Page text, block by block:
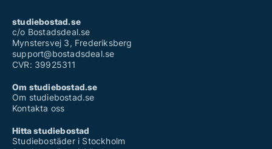
studiebostad.se
c/o Bostadsdeal.se
Mynstersvej 3, Frederiksberg
support@bostadsdeal.se
CVR: 39925311
Om studiebostad.se
Om studiebostad.se
Kontakta oss
Hitta studiebostad
Studiebostäder i Stockholm